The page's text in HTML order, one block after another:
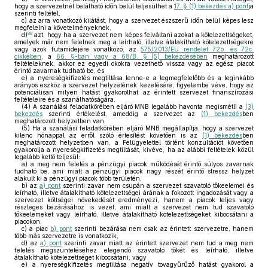
hogy a szervezetnél belátható időn belül teljesülhet a 17. § (1) bekezdés a) pontja
szerinti feltétel,
c) az arra vonatkozó kilátást, hogy a szervezet észszerű időn belül képes lesz
megfelelni a követelményeknek,
d)88 azt, hogy ha a szervezet nem képes felváltani azokat a kötelezettségeket,
amelyek már nem felelnek meg a leírható, illetve átalakítható kötelezettségekre
vagy azok futamidejére vonatkozó, az575/2013/EU rendelet 72b. és 72c.
cikkében , a 66. §-ban vagy a 68/B. § (5) bekezdésében
meghatározott
feltételeknek, akkor ez egyedi okokra vezethető vissza vagy az egész piacot
érintő zavarnak tudható be, és
e) a nyereségkifizetés megtiltása lenne-e a legmegfelelőbb és a leginkább
arányos eszköz a szervezet helyzetének kezelésére, figyelembe véve, hogy az
potenciálisan milyen hatást gyakorolhat az érintett szervezet finanszírozási
feltételeire és a szanálhatóságára.
(4) A szanálási feladatkörében eljáró MNB legalább havonta megismétli a (3)
bekezdés szerinti értékelést, ameddig a szervezet az (1) bekezdésben
meghatározott helyzetben van.
(5) Ha a szanálási feladatkörében eljáró MNB megállapítja, hogy a szervezet
kilenc hónappal az erről szóló értesítést követően is az (1) bekezdésben
meghatározott helyzetben van, a Felügyelettel történt konzultációt követően
gyakorolja a nyereségkifizetés megtiltását, kivéve, ha az alábbi feltételek közül
legalább kettő teljesül:
a) a meg nem felelés a pénzügyi piacok működését érintő súlyos zavarnak
tudható be, ami miatt a pénzügyi piacok nagy részét érintő stressz helyzet
alakult ki a pénzügyi piacok több területén,
b) aza) pont szerinti zavar nem csupán a szervezet szavatoló tőkeelemei és
leírható, illetve átalakítható kötelezettségei árának a fokozott ingadozását vagy a
szervezet költségei növekedését eredményezi, hanem a piacok teljes vagy
részleges bezárásához is vezet, ami miatt a szervezet nem tud szavatoló
tőkeelemeket vagy leírható, illetve átalakítható kötelezettségeket kibocsátani a
piacokon,
c) a piac b) pontszerinti bezárása nem csak az érintett szervezetre, hanem
több más szervezetre is vonatkozik,
d) aza) pontszerinti zavar miatt az érintett szervezet nem tud a meg nem
felelés megszüntetéséhez elegendő szavatoló tőkét és leírható, illetve
átalakítható kötelezettséget kibocsátani, vagy
e) a nyereségkifizetés megtiltása negatív tovagyűrűző hatást gyakorol a